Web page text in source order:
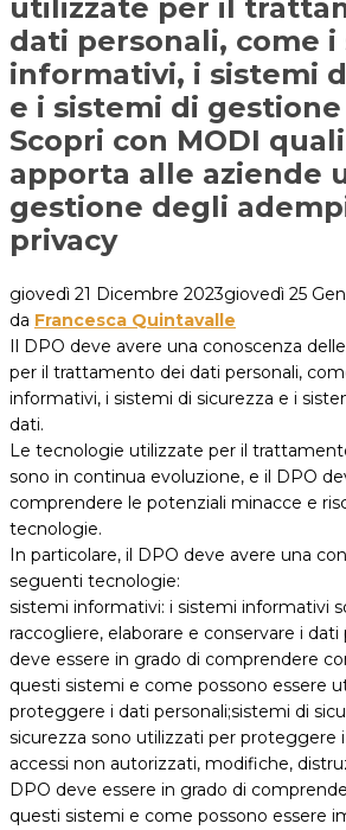
utilizzate per il
dati personali, come i
informativi, i sistemi
e i sistemi di
Scopri con MODI
apporta alle aziende
gestione degli
privacy
giovedì 21 Dicembre 2023giovedì 25
da Francesca Quintavalle
Il DPO deve avere una conoscenza
per il trattamento dei dati personali,
informativi, i sistemi di sicurezza e i
dati.
Le tecnologie utilizzate per il
sono in continua evoluzione, e il DPO
comprendere le potenziali minacce e
tecnologie.
In particolare, il DPO deve avere una
seguenti tecnologie:
sistemi informativi: i sistemi informativi
raccogliere, elaborare e conservare i dati
deve essere in grado di comprendere
questi sistemi e come possono essere
proteggere i dati personali;sistemi di
sicurezza sono utilizzati per proteggere
accessi non autorizzati, modifiche,
DPO deve essere in grado di
questi sistemi e come possono essere